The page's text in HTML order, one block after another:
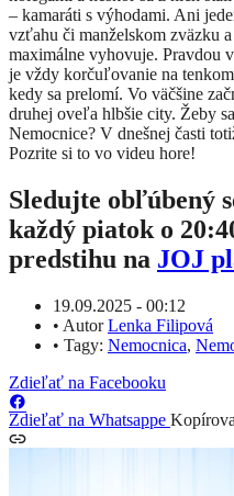
– kamaráti s výhodami. Ani
vzťahu či manželskom zväzku
maximálne vyhovuje. Pravdou
je vždy korčuľovanie na
kedy sa prelomí. Vo väčšine
druhej oveľa hlbšie city. Žeby
Nemocnice? V dnešnej časti
Pozrite si to vo videu hore!
Sledujte obľúbený
každý piatok o
predstihu na JOJ
19.09.2025 - 00:12
• AutorLenka Filipová
• Tagy: Nemocnica,
Zdieľať na Facebooku
Zdieľať na Whatsappe